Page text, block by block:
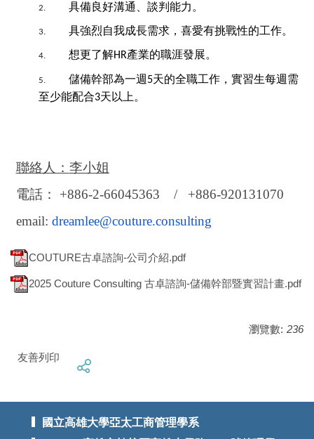
2. 具備良好溝通、談判能力。
3. 具強烈自我成長需求，喜愛有挑戰性的工作。
4. 想更了解HR產業的職涯發展。
5. 儲備幹部為一週 5天的全職工作，實習生每週需
至少能配合3天以上 。
聯絡人： 李小姐
電話： +886-2-66045363 / +886-920131070
email: dreamlee@couture.consulting
COUTURE古卓諮詢-公司介紹.pdf
2025 Couture Consulting 古卓諮詢-儲備幹部暨實習計畫.pdf
瀏覽數: 236
友善列印
國立高雄大學亞太工商管理學系